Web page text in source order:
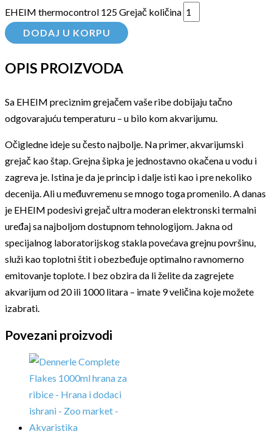
EHEIM thermocontrol 125 Grejač količina
DODAJ U KORPU
OPIS PROIZVODA
Sa EHEIM preciznim grejačem vaše ribe dobijaju tačno
odgovarajuću temperaturu – u bilo kom akvarijumu.
Očigledne ideje su često najbolje. Na primer, akvarijumski
grejač kao štap. Grejna šipka je jednostavno okačena u vodu i
zagreva je. Istina je da je princip i dalje isti kao i pre nekoliko
decenija. Ali u međuvremenu se mnogo toga promenilo. A danas
je EHEIM podesivi grejač ultra moderan elektronski termalni
uređaj sa najboljom dostupnom tehnologijom. Jakna od
specijalnog laboratorijskog stakla povećava grejnu površinu,
služi kao toplotni štit i obezbeđuje optimalno ravnomerno
emitovanje toplote. I bez obzira da li želite da zagrejete
akvarijum od 20 ili 1000 litara – imate 9 veličina koje možete
izabrati.
Povezani proizvodi